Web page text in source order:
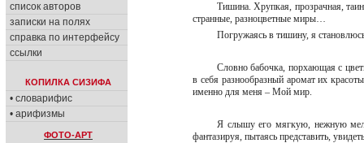
список авторов
записки на полях
справка по интерфейсу
ссылки
КОПИЛКА СИЗИФА
• словарифис
• арифизмы
ФОТО-АРТ
Тишина. Хрупкая, прозрачная,
странные, разноцветные миры…
Погружаясь в тишину, я
Словно бабочка, порхающая с
в себя разнообразный аромат их
именно для меня – Мой мир.
Я слышу его мягкую, нежную
фантазируя, пытаясь представить,